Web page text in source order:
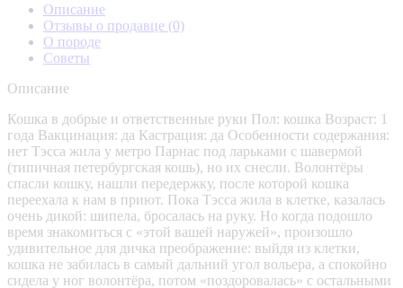
Описание
Отзывы о продавце (0)
О породе
Советы
Описание
Кошка в добрые и ответственные руки Пол: кошка Возраст: 1
года Вакцинация: да Кастрация: да Особенности содержания:
нет Тэсса жила у метро Парнас под ларьками с шавермой
(типичная петербургская кошь), но их снесли. Волонтёры
спасли кошку, нашли передержку, после которой кошка
переехала к нам в приют. Пока Тэсса жила в клетке, казалась
очень дикой: шипела, бросалась на руку. Но когда подошло
время знакомиться с «этой вашей наружей», произошло
удивительное для дичка преображение: выйдя из клетки,
кошка не забилась в самый дальний угол вольера, а спокойно
сидела у ног волонтёра, потом «поздоровалась» с остальными